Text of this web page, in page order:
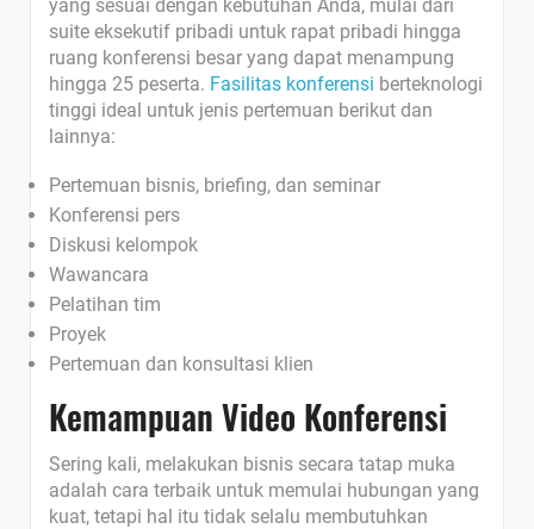
yang sesuai dengan kebutuhan Anda, mulai dari
suite eksekutif pribadi untuk rapat pribadi hingga
ruang konferensi besar yang dapat menampung
hingga 25 peserta. Fasilitas konferensi berteknologi
tinggi ideal untuk jenis pertemuan berikut dan
lainnya:
Pertemuan bisnis, briefing, dan seminar
Konferensi pers
Diskusi kelompok
Wawancara
Pelatihan tim
Proyek
Pertemuan dan konsultasi klien
KemampuanVideo Konferensi
Sering kali, melakukan bisnis secara tatap muka
adalah cara terbaik untuk memulai hubungan yang
kuat, tetapi hal itu tidak selalu membutuhkan